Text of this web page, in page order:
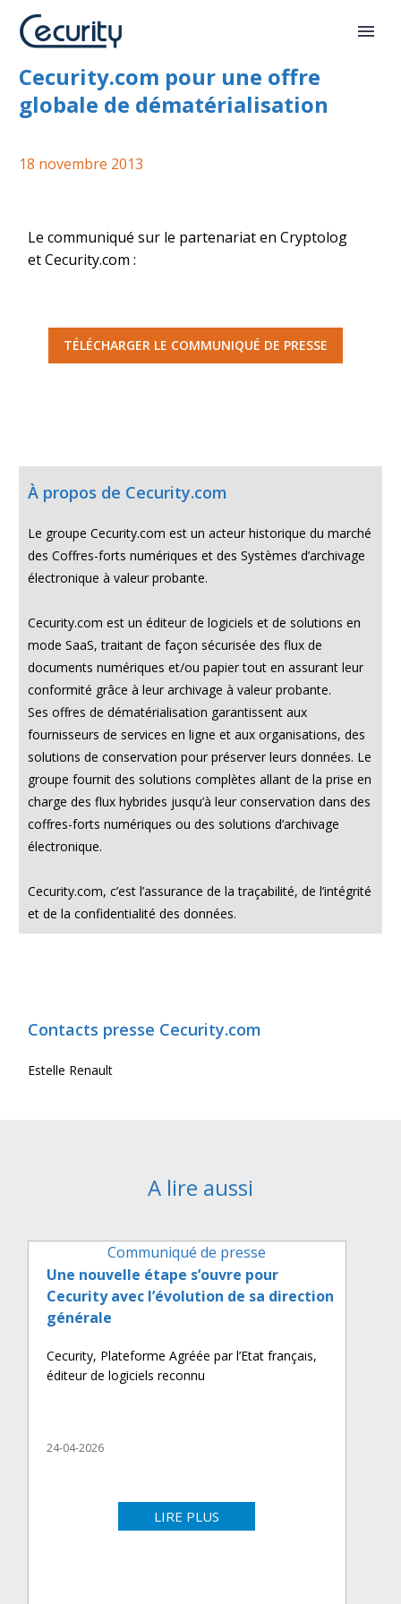
Partenariat entre Cryptolog et
Cecurity.com pour une offre
globale de dématérialisation
18 novembre 2013
Le communiqué sur le partenariat en Cryptolog
et Cecurity.com :
TÉLÉCHARGER LE COMMUNIQUÉ DE PRESSE
À propos de Cecurity.com
Le groupe Cecurity.com est un acteur historique du marché
des Coffres-forts numériques et des Systèmes d’archivage
électronique à valeur probante.
Cecurity.com est un éditeur de logiciels et de solutions en
mode SaaS, traitant de façon sécurisée des flux de
documents numériques et/ou papier tout en assurant leur
conformité grâce à leur archivage à valeur probante.
Ses offres de dématérialisation garantissent aux
fournisseurs de services en ligne et aux organisations, des
solutions de conservation pour préserver leurs données. Le
groupe fournit des solutions complètes allant de la prise en
charge des flux hybrides jusqu’à leur conservation dans des
coffres-forts numériques ou des solutions d’archivage
électronique.
Cecurity.com, c’est l’assurance de la traçabilité, de l’intégrité
et de la confidentialité des données.
Contacts presse Cecurity.com
Estelle Renault
A lire aussi
Communiqué de presse
Une nouvelle étape s’ouvre pour
Cecurity avec l’évolution de sa direction
générale
Cecurity, Plateforme Agréée par l’Etat français,
éditeur de logiciels reconnu
24-04-2026
LIRE PLUS